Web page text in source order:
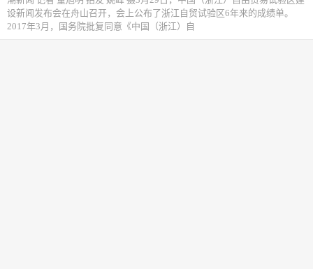
设新闻发布会在舟山召开，会上公布了浙江自贸试验区6年来的成绩单。
2017年3月，国务院批复同意《中国（浙江）自